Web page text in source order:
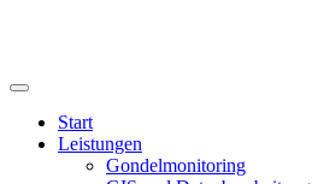
Start
Leistungen
Gondelmonitoring